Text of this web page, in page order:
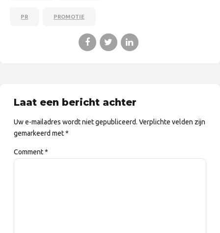
PR PROMOTIE
Laat een bericht achter
Uw e-mailadres wordt niet gepubliceerd. Verplichte velden zijn
gemarkeerd met *
Comment*